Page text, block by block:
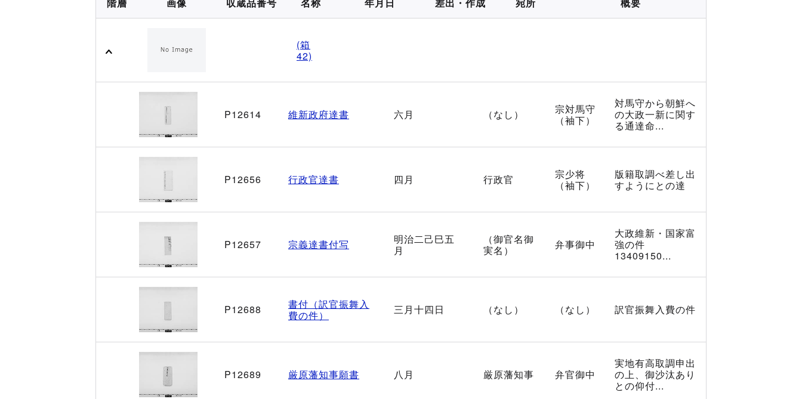
(箱
42)
P12614 維新政府達書 六月 （なし）
宗対馬守
（袖下）
対馬守から朝鮮へ
の大政一新に関す
る通達命...
P12656 行政官達書 四月 行政官
宗少将
（袖下）
版籍取調べ差し出
すようにとの達
P12657 宗義達書付写
明治二己巳五
月
（御官名御
実名）
弁事御中
大政維新・国家富
強の件
13409150...
P12688
書付（訳官振舞入
費の件）
三月十四日 （なし） （なし） 訳官振舞入費の件
P12689 厳原藩知事願書 八月 厳原藩知事 弁官御中
実地有高取調申出
の上、御沙汰あり
との仰付...